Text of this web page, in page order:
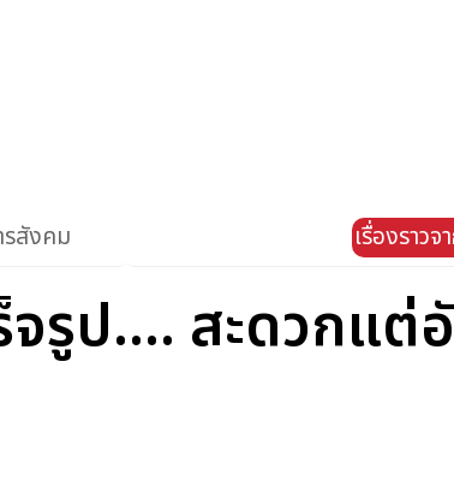
รสังคม เรื่องราว
จรูป.... สะดวกแต่